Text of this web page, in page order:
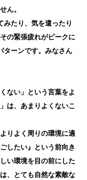
ん。
みたり、気を遣ったり
の緊張疲れがピークに
ターンです。みなさん
ない」という言葉をよ
は、あまりよくないこ
りよく周りの環境に適
したい』という前向き
い環境を目の前にした
、とても自然な素敵な